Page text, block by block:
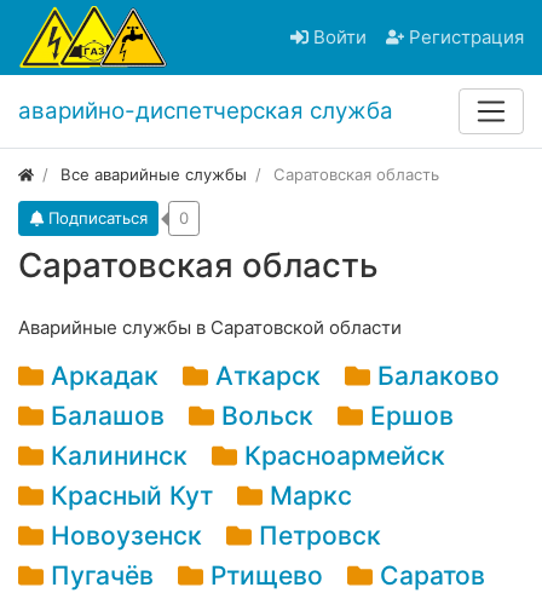
Войти Регистрация
аварийно-диспетчерская служба
Все аварийные службы Саратовская область
Саратовская область
Подписаться 0
Аварийные службы в Саратовской области
Аркадак Аткарск
Балаково
Балашов
Вольск
Ершов
Калининск
Красноармейск
Красный Кут
Маркс
Новоузенск
Петровск
Пугачёв
Ртищево
Саратов